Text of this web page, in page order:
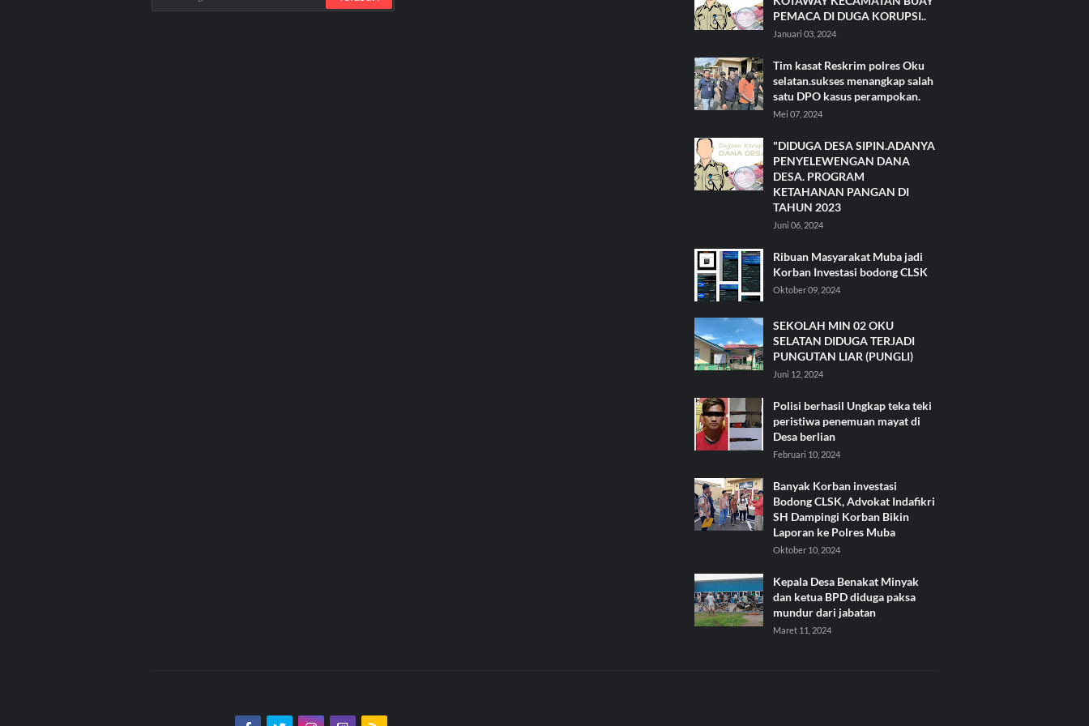
PEMACA DI DUGA KORUPSI..
Januari 03, 2024
Tim kasat Reskrim polres Oku
selatan.sukses menangkap salah
satu DPO kasus perampokan.
Mei 07, 2024
"DIDUGA DESA SIPIN.ADANYA
PENYELEWENGAN DANA
DESA. PROGRAM
KETAHANAN PANGAN DI
TAHUN 2023
Juni 06, 2024
Ribuan Masyarakat Muba jadi
Korban Investasi bodong CLSK
Oktober 09, 2024
SEKOLAH MIN 02 OKU
SELATAN DIDUGA TERJADI
PUNGUTAN LIAR (PUNGLI)
Juni 12, 2024
Polisi berhasil Ungkap teka teki
peristiwa penemuan mayat di
Desa berlian
Februari 10, 2024
Banyak Korban investasi
Bodong CLSK, Advokat Indafikri
SH Dampingi Korban Bikin
Laporan ke Polres Muba
Oktober 10, 2024
Kepala Desa Benakat Minyak
dan ketua BPD diduga paksa
mundur dari jabatan
Maret 11, 2024